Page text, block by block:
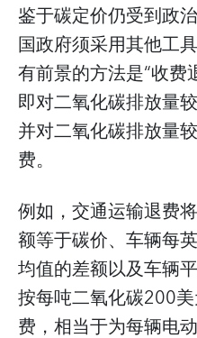
鉴于碳定价仍受到政
国政府须采用其他工
有前景的方法是“收费
即对二氧化碳排放量
并对二氧化碳排放量
费。
例如，交通运输退费
额等于碳价、车辆每
均值的差额以及车辆
按每吨二氧化碳200
费，相当于为每辆电